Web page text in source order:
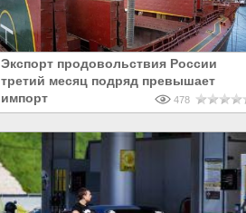
Экспорт продовольствия России
третий месяц подряд превышает
импорт
478